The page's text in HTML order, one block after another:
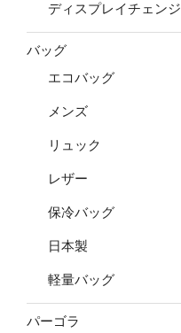
ディスプレイチェンジ
バッグ
エコバッグ
メンズ
リュック
レザー
保冷バッグ
日本製
軽量バッグ
パーゴラ